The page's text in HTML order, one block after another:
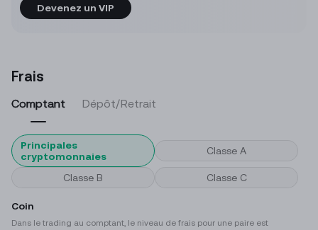
Devenez un VIP
Frais
Comptant Dépôt/Retrait
Principales
cryptomonnaies
Classe A
Classe B Classe C
Coin
Dans le trading au comptant, le niveau de frais pour une paire est